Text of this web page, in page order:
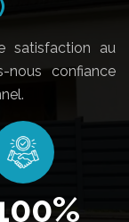
satisfaction au
nous confiance
%